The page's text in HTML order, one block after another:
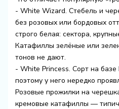
- White Wizard. Стебель и
без розовых или бордовых
строго белая: сектора,
Катафиллы зелёные или
тонов не дают.
- White Princess. Сорт на
поэтому у него нередко
Розовые прожилки на
кремовые катафиллы —